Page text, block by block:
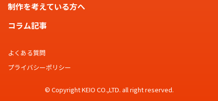
制作を考えている方へ
コラム記事
よくある質問
プライバシーポリシー
© Copyright KEIO CO.,LTD. all right reserved.